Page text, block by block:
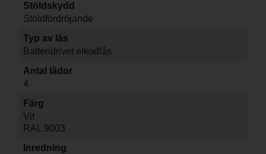
Stöldskydd
Stöldfördröjande
Typ av lås
Batteridrivet elkodlås
Antal lådor
4
Färg
Vit
RAL 9003
Inredning